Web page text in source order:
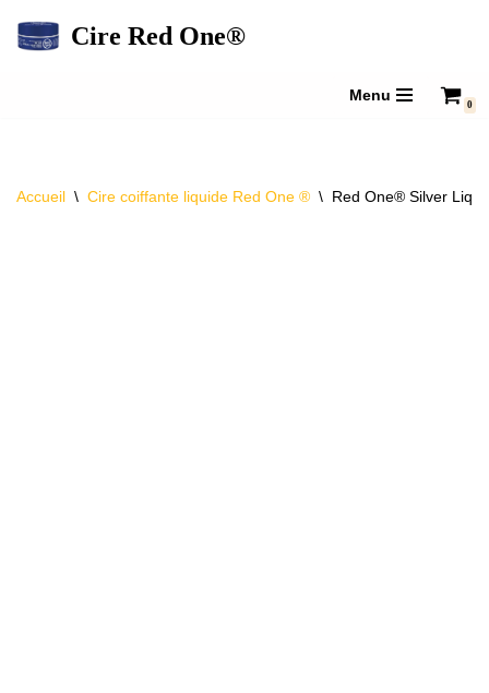
Cire Red One®
Menu
0
Accueil \ Cire coiffante liquide Red One ® \ Red One® Silver